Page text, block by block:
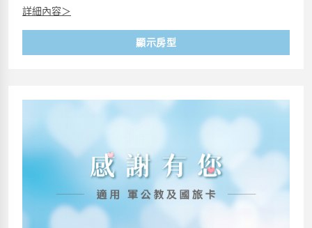
詳細內容＞
顯示房型